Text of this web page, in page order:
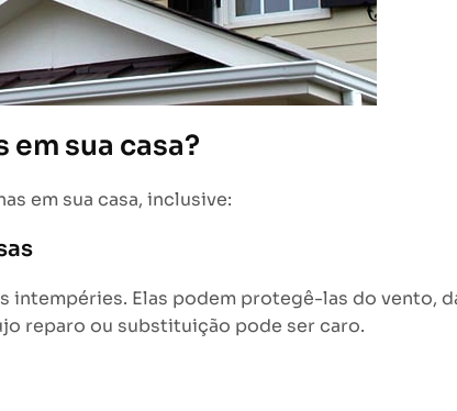
sua casa?
em sua casa, inclusive:
intempéries. Elas podem protegê-las do vento,
reparo ou substituição pode ser caro.